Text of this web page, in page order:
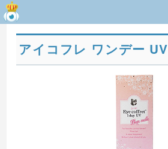
アイコフレ ワンデー UV